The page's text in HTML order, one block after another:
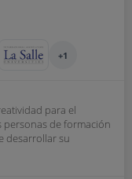
+1
para el
personas de formación
desarrollar su